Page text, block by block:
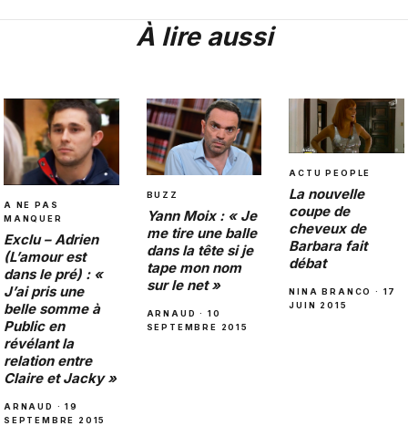
À lire aussi
A NE PAS
MANQUER
Exclu – Adrien
(L’amour est
dans le pré) : «
J’ai pris une
belle somme à
Public en
révélant la
relation entre
Claire et Jacky »
ARNAUD · 19
SEPTEMBRE 2015
BUZZ
Yann Moix : « Je
me tire une balle
dans la tête si je
tape mon nom
sur le net »
ARNAUD · 10
SEPTEMBRE 2015
ACTU PEOPLE
La nouvelle
coupe de
cheveux de
Barbara fait
débat
NINA BRANCO · 17
JUIN 2015